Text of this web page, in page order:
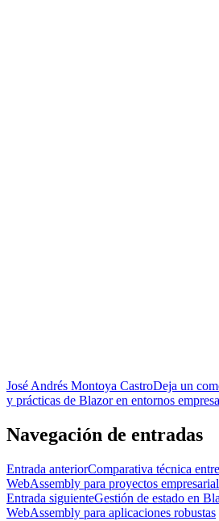
José Andrés Montoya CastroDeja un
y prácticas de Blazor en entornos
Navegación de entradas
Entrada anteriorComparativa técnica
WebAssembly para proyectos
Entrada siguienteGestión de estado en
WebAssembly para aplicaciones robustas